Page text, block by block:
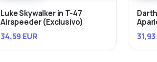
Luke Skywalker in T-47
Airspeeder (Exclusivo)
34,59 EUR 31,93